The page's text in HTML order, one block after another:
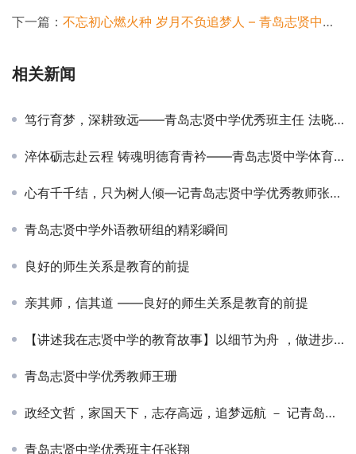
下一篇： 不忘初心燃火种 岁月不负追梦人 – 青岛志贤中学优秀专业教师陈培帅
相关新闻
笃行育梦，深耕致远——青岛志贤中学优秀班主任 法晓东
淬体砺志赴云程 铸魂明德育青衿——青岛志贤中学体育组工作纪实
心有千千结，只为树人倾—记青岛志贤中学优秀教师张超怡
青岛志贤中学外语教研组的精彩瞬间
良好的师生关系是教育的前提
亲其师，信其道 ——良好的师生关系是教育的前提
【讲述我在志贤中学的教育故事】以细节为舟 ，做进步摆渡人－张玉莹
青岛志贤中学优秀教师王珊
政经文哲，家国天下，志存高远，追梦远航 － 记青岛志贤中学政治教研组
青岛志贤中学优秀班主任张翔